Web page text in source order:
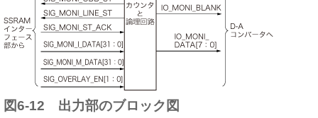
図6-12 出力部のブロック図